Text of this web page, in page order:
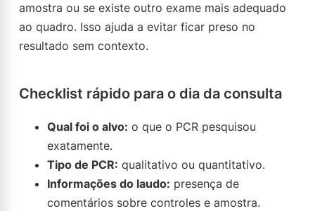
amostra ou se existe outro exame mais adequado
ao quadro. Isso ajuda a evitar ficar preso no
resultado sem contexto.
Checklist rápido para o dia da consulta
Qual foi o alvo: o que o PCR pesquisou
exatamente.
Tipo de PCR: qualitativo ou quantitativo.
Informações do laudo: presença de
comentários sobre controles e amostra.